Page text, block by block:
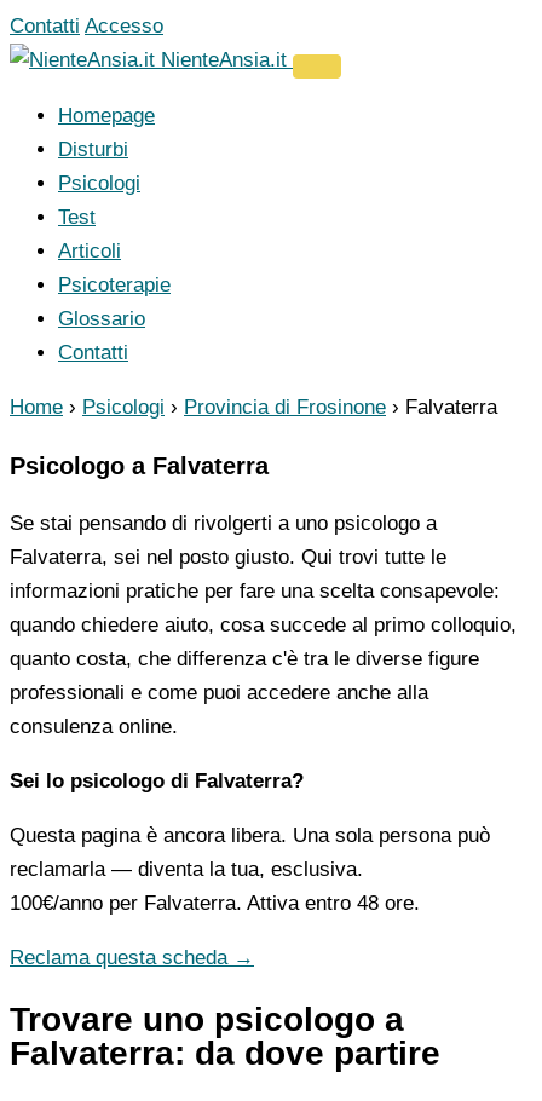
Vai
al
Contatti Accesso
NienteAnsia.it
Homepage
Disturbi
Psicologi
Test
Articoli
Psicoterapie
Glossario
Contatti
Home › Psicologi › Provincia di Frosinone › Falvaterra
Psicologo a Falvaterra
Se stai pensando di rivolgerti a uno psicologo a
Falvaterra, sei nel posto giusto. Qui trovi tutte le
informazioni pratiche per fare una scelta consapevole:
quando chiedere aiuto, cosa succede al primo colloquio,
quanto costa, che differenza c'è tra le diverse figure
professionali e come puoi accedere anche alla
consulenza online.
Sei lo psicologo di Falvaterra?
Questa pagina è ancora libera. Una sola persona può
reclamarla — diventa la tua, esclusiva.
100€/anno per Falvaterra. Attiva entro 48 ore.
Reclama questa scheda →
Trovare uno psicologo a
Falvaterra: da dove partire